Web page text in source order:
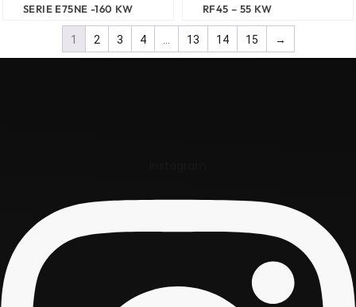
SERIE E75NE -160 KW RF45 – 55 KW
1 2 3 4 13 14 15 →